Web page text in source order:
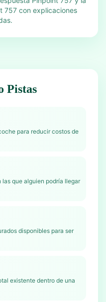
757 con explicaciones
Pistas
para reducir costos de
las que alguien podría llegar
disponibles para ser
existente dentro de una